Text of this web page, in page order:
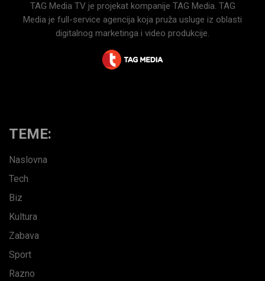
TAG Media TV je projekat kompanije TAG Media. TAG
Media je full-service agencija koja pruža usluge iz oblasti
digitalnog marketinga i video produkcije.
TEME:
Naslovna
Tech
Biz
Kultura
Zabava
Sport
Razno